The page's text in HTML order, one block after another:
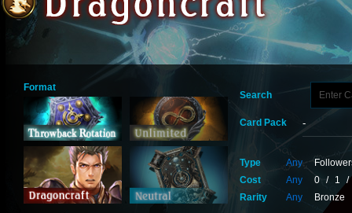
Format
Search
Card Pack
Type Any
Cost
Any 0 / 1
/
Rarity
Any Bronze